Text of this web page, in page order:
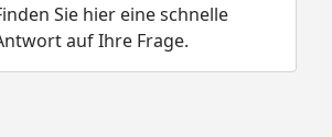
Erhöhung der Schneelast
Sie hier eine schnelle
auf Ihre Frage.